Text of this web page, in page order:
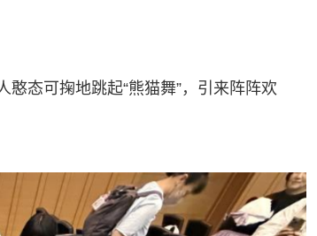
态可掬地跳起“熊猫舞”，引来阵阵欢